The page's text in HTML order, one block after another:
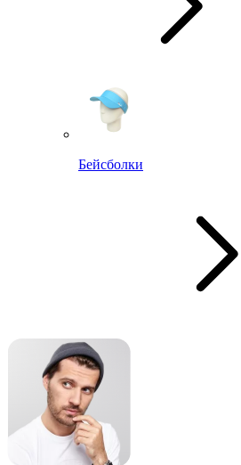
Бейсболки